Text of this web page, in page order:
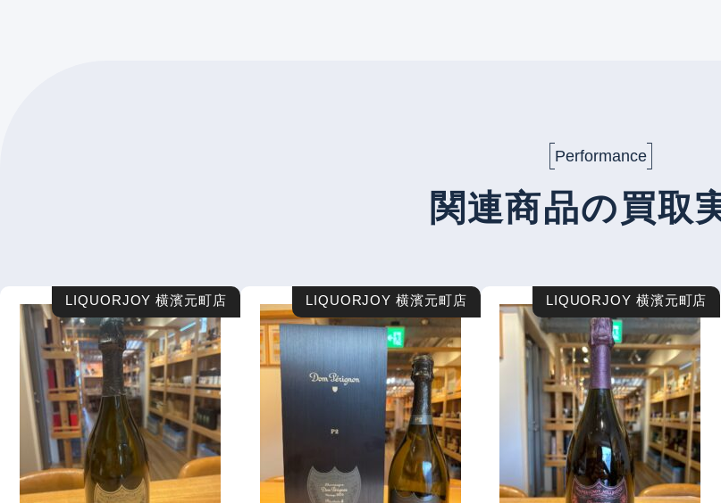
Performance
関連商品の買取
LIQUORJOY 横濱元町店 LIQUORJOY 横濱元町店 LIQUORJOY 横濱元町店